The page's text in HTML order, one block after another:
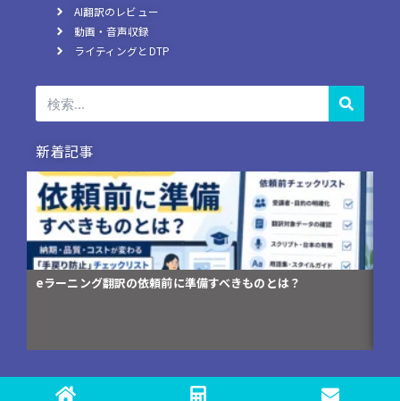
AI翻訳のレビュー
動画・音声収録
ライティングとDTP
検
索
新着記事
コンプライアンス研修資料の英訳が「伝わらない」3つの理由